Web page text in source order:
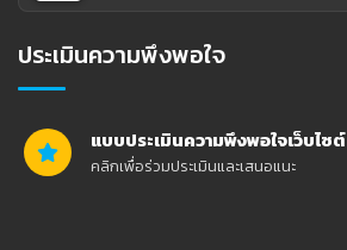
ประเมินความพึงพอใจ
แบบประเมินความพึงพอใจเว็บไซต์
คลิกเพื่อร่วมประเมินและเสนอแนะ